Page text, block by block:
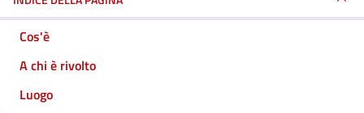
Cos'è
A chi è rivolto
Luogo